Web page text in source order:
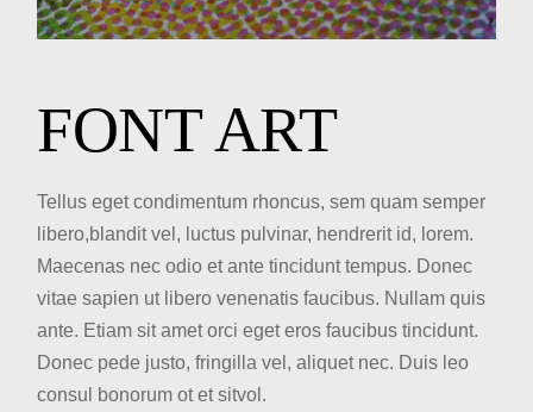
FONT ART
Tellus eget condimentum rhoncus, sem quam semper
libero,blandit vel, luctus pulvinar, hendrerit id, lorem.
Maecenas nec odio et ante tincidunt tempus. Donec
vitae sapien ut libero venenatis faucibus. Nullam quis
ante. Etiam sit amet orci eget eros faucibus tincidunt.
Donec pede justo, fringilla vel, aliquet nec. Duis leo
consul bonorum ot et sitvol.